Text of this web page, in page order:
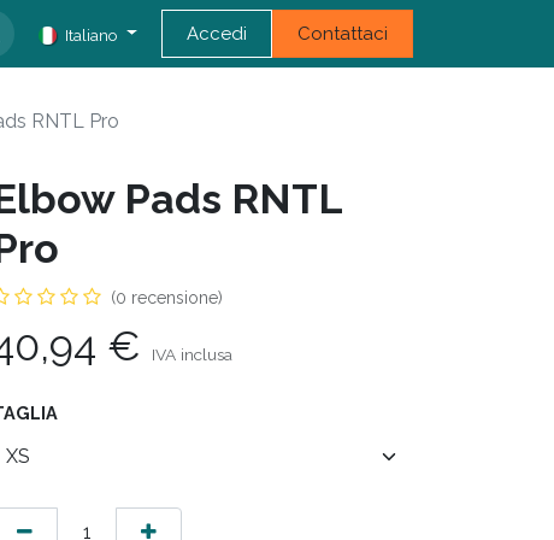
Italiano Accedi Contattaci
RNTL Pro
Pads RNTL
(0 recensione)
€ IVA inclusa